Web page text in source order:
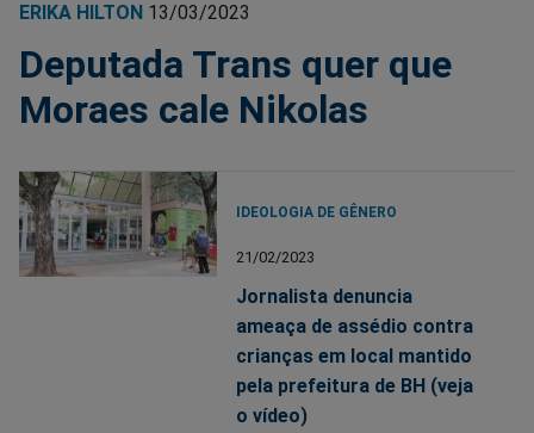
ERIKA HILTON 13/03/2023
Deputada Trans quer que
Moraes cale Nikolas
IDEOLOGIA DE GÊNERO
21/02/2023
Jornalista denuncia
ameaça de assédio contra
crianças em local mantido
pela prefeitura de BH (veja
o vídeo)